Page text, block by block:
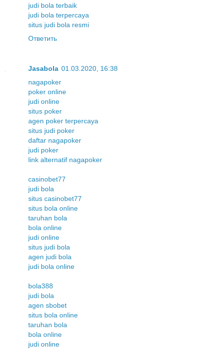
judi bola terbaik
judi bola terpercaya
situs judi bola resmi
Ответить
Jasabola 01.03.2020, 16:38
nagapoker
poker online
judi online
situs poker
agen poker terpercaya
situs judi poker
daftar nagapoker
judi poker
link alternatif nagapoker
casinobet77
judi bola
situs casinobet77
situs bola online
taruhan bola
bola online
judi online
situs judi bola
agen judi bola
judi bola online
bola388
judi bola
agen sbobet
situs bola online
taruhan bola
bola online
judi online